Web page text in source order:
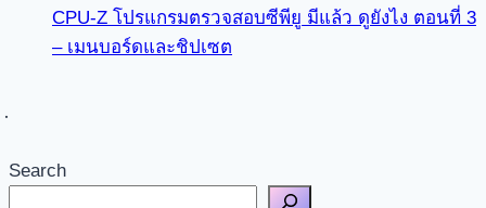
CPU-Z โปรแกรมตรวจสอบซีพียู มีแล้ว ดูยังไง ตอนที่ 3
– เมนบอร์ดและชิปเซต
Search